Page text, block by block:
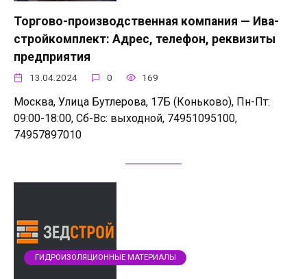
Торгово-производственная компания — Ива-
стройкомплект: Адрес, телефон, реквизиты
предприятия
13.04.2024 0 169
Москва, Улица Бутлерова, 17Б (Коньково), Пн-Пт:
09:00-18:00, Сб-Вс: выходной, 74951095100,
74957897010
ГИДРОИЗОЛЯЦИОННЫЕ МАТЕРИАЛЫ